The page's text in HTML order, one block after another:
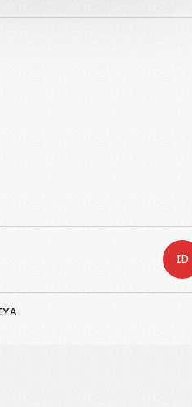
ID
yang bergerak di bidang